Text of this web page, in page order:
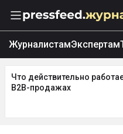
ЖурналистамЭкспертам
Что действительно
B2B-продажах